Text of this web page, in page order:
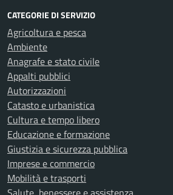
CATEGORIE DI SERVIZIO
Agricoltura e pesca
Ambiente
Anagrafe e stato civile
Appalti pubblici
Autorizzazioni
Catasto e urbanistica
Cultura e tempo libero
Educazione e formazione
Giustizia e sicurezza pubblica
Imprese e commercio
Mobilità e trasporti